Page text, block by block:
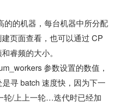
的的机器，每台机器中所分配
页面查看，也可以通过 CP
睿频的大小。
参数设置的数值，
寻 batch 速度快，因为下一
轮/上上一轮…迭代时已经加